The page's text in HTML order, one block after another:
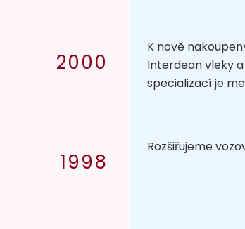
2000
K nově
Interdean vleky
specializací je
1998
Rozšiřujeme